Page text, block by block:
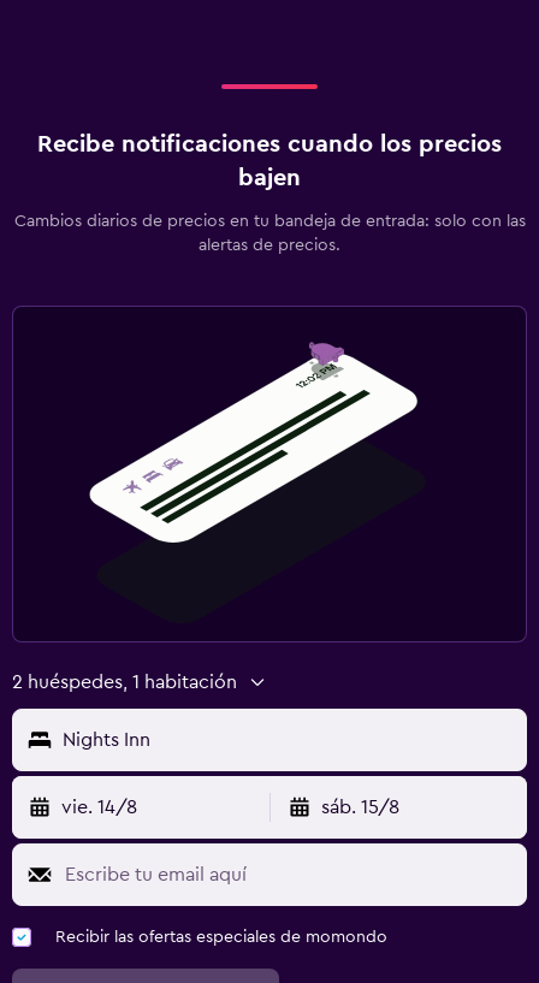
Recibe notificaciones cuando los precios
bajen
Cambios diarios de precios en tu bandeja de entrada: solo con las
alertas de precios.
2 huéspedes, 1 habitación
Nights Inn
vie. 14/8 sáb. 15/8
Recibir las ofertas especiales de momondo